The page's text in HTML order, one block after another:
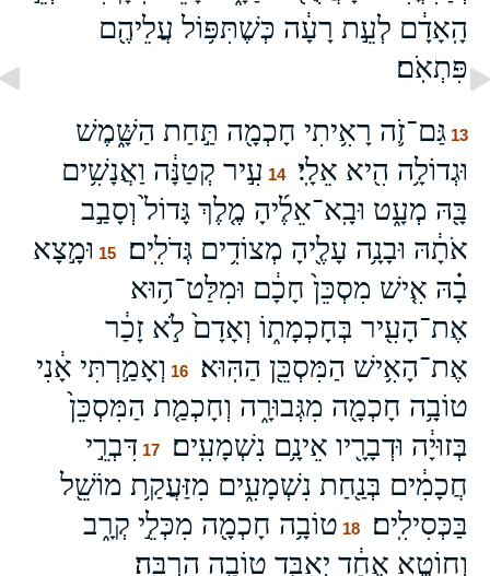
הָֽאָדָ֔ם לְעֵ֣ת רָעָ֔ה כְּשֶׁתִּפּ֥וֹל עֲלֵיהֶ֖ם
פִּתְאֹֽם׃
13 גַּם־זֹ֛ה רָאִ֥יתִי חָכְמָ֖ה תַּ֣חַת הַשָּׁ֑מֶשׁ
וּגְדוֹלָ֥ה הִ֖יא אֵלָֽי׃
14 עִ֣יר קְטַנָּ֔ה וַאֲנָשִׁ֥ים
בָּ֖הּ מְעָ֑ט וּבָֽא־אֵלֶ֜יהָ מֶ֤לֶךְ גָּדוֹל֙ וְסָבַ֣ב
אֹתָ֔הּ וּבָנָ֥ה עָלֶ֖יהָ מְצוֹדִ֥ים גְּדֹלִֽים׃
15 וּמָ֣צָא
בָ֗הּ אִ֤ישׁ מִסְכֵּן֙ חָכָ֔ם וּמִלַּט־ה֥וּא
אֶת־הָעִ֖יר בְּחָכְמָת֑וֹ וְאָדָם֙ לֹ֣א זָכַ֔ר
אֶת־הָאִ֥ישׁ הַמִּסְכֵּ֖ן הַהּֽוּא׃
16 וְאָמַ֣רְתִּי אָ֔נִי
טוֹבָ֥ה חָכְמָ֖ה מִגְּבוּרָ֑ה וְחָכְמַ֤ת הַמִּסְכֵּן֙
בְּזוּיָ֔ה וּדְבָרָ֖יו אֵינָ֥ם נִשְׁמָעִֽים׃
17 דִּבְרֵ֣י
חֲכָמִ֔ים בְּנַ֖חַת נִשְׁמָעִ֑ים מִזַּעֲקַ֥ת מוֹשֵׁ֖ל
בַּכְּסִילִֽים׃
18 טוֹבָ֥ה חָכְמָ֖ה מִכְּלֵ֣י קְרָ֑ב
וְחוֹטֶ֣א אֶחָ֔ד יְאַבֵּ֥ד טוֹבָ֥ה הַרְבֵּֽה׃